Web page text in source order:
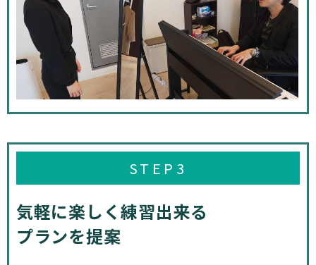
STEP3
気軽に楽しく練習出来る
プランを提案